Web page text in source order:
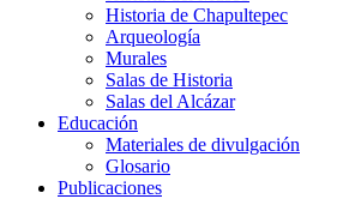
Historia de Chapultepec
Arqueología
Murales
Salas de Historia
Salas del Alcázar
Educación
Materiales de divulgación
Glosario
Publicaciones